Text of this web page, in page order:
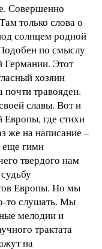
Совершенно
только слова о
солнцем родной
по смыслу
Германии. Этот
хозяин
почти травояден.
славы. Вот и
где стихи
же на написание –
еще гимн
твердого нам
Европы. Но мы
то слушать. Мы
мелодии и
трактата
на